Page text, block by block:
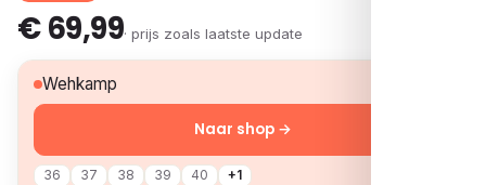
€ 69,99· prijs zoals laatste update
Wehkamp
36 37 38 39 40 +1
Naar shop →